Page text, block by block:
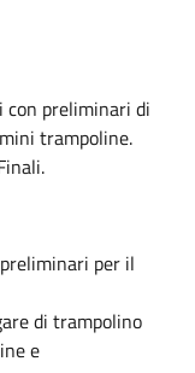
con preliminari di
trampoline.
preliminari per il
di trampolino
e